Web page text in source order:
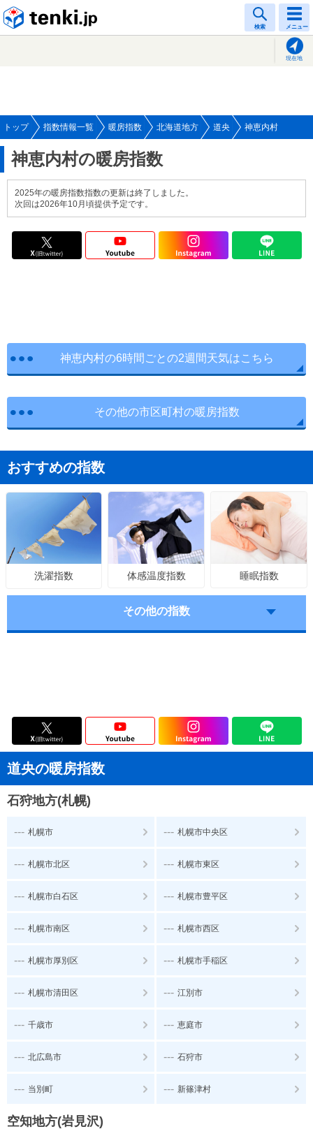
検索 メニュー
現在地
トップ 指数情報一覧 暖房指数 北海道地方 道央 神恵内村
神恵内村の暖房指数
2025年の暖房指数指数の更新は終了しました。
次回は2026年10月頃提供予定です。
神恵内村の6時間ごとの2週間天気はこちら
その他の市区町村の暖房指数
おすすめの指数
洗濯指数 体感温度指数 睡眠指数
その他の指数
道央の暖房指数
石狩地方(札幌)
--- 札幌市 --- 札幌市中央区
--- 札幌市北区 --- 札幌市東区
--- 札幌市白石区 --- 札幌市豊平区
--- 札幌市南区 --- 札幌市西区
--- 札幌市厚別区 --- 札幌市手稲区
--- 札幌市清田区 --- 江別市
--- 千歳市 --- 恵庭市
--- 北広島市 --- 石狩市
--- 当別町 --- 新篠津村
空知地方(岩見沢)